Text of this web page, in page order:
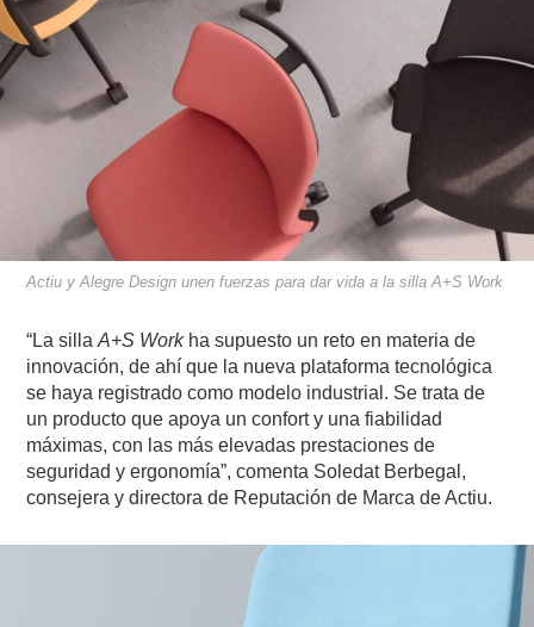
Actiu y Alegre Design unen fuerzas para dar vida a la silla A+S Work
“La sillaA+S Workha supuesto un reto en materia de
innovación, de ahí que la nueva plataforma tecnológica
se haya registrado como modelo industrial. Se trata de
un producto que apoya un confort y una fiabilidad
máximas, con las más elevadas prestaciones de
seguridad y ergonomía”, comenta Soledat Berbegal,
consejera y directora de Reputación de Marca de Actiu.